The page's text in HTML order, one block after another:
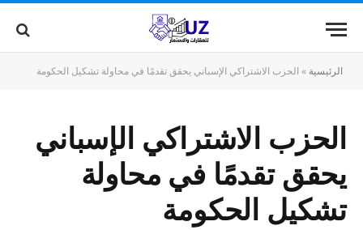
الرئيسية » الحزب الاشتراكي الإسباني يحقق تقدمًا في محاولة تشكيل الحكومة
الحزب الاشتراكي الإسباني
يحقق تقدمًا في محاولة
تشكيل الحكومة